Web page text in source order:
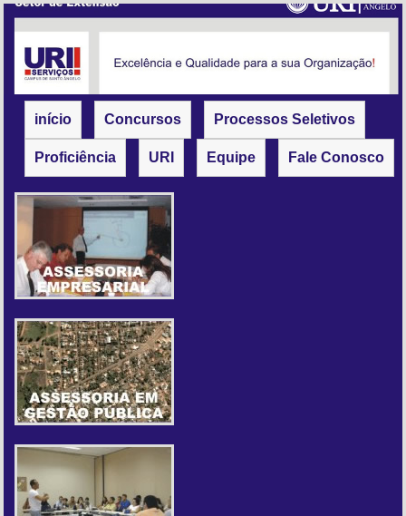
início Concursos Processos Seletivos
Proficiência URI Equipe Fale Conosco